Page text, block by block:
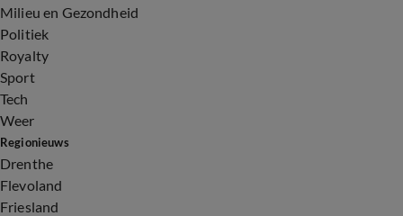
Milieu en Gezondheid
Politiek
Royalty
Sport
Tech
Weer
Regionieuws
Drenthe
Flevoland
Friesland